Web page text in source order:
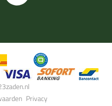
Privacy